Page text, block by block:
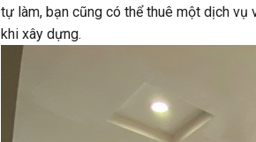
tự làm, bạn cũng có thể thuê một dịch vụ
khi xây dựng.